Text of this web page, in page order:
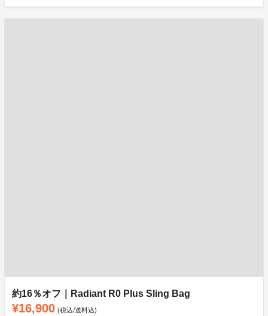
約16％オフ｜Radiant R0 Plus Sling Bag
¥16,900 (税込/送料込)